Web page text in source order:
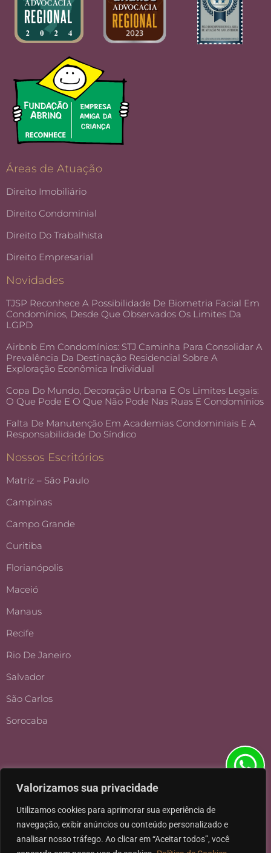
Valorizamos sua privacidade
Utilizamos cookies para aprimorar sua experiência de
navegação, exibir anúncios ou conteúdo personalizado e
analisar nosso tráfego. Ao clicar em “Aceitar todos”, você
Áreas de Atuação
Direito Imobiliário
Direito Condominial
Direito Do Trabalhista
Direito Empresarial
Novidades
TJSP Reconhece A Possibilidade De Biometria Facial Em
Condomínios, Desde Que Observados Os Limites Da
LGPD
Airbnb Em Condomínios: STJ Caminha Para Consolidar A
Prevalência Da Destinação Residencial Sobre A
Exploração Econômica Individual
Copa Do Mundo, Decoração Urbana E Os Limites Legais:
O Que Pode E O Que Não Pode Nas Ruas E Condomínios
Falta De Manutenção Em Academias Condominiais E A
Responsabilidade Do Síndico
Nossos Escritórios
Matriz – São Paulo
Campinas
Campo Grande
Curitiba
Florianópolis
Maceió
Manaus
Recife
Rio De Janeiro
Salvador
São Carlos
Sorocaba